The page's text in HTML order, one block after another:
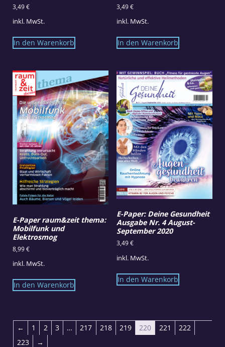
3,49€
inkl. MwSt.
In den Warenkorb
3,49€
inkl. MwSt.
In den Warenkorb
E-Paper raum&zeit thema:
Mobilfunk und
Elektrosmog
8,99€
inkl. MwSt.
In den Warenkorb
E-Paper: Deine Gesundheit
Ausgabe Nr. 4 August-
September 2020
3,49€
inkl. MwSt.
In den Warenkorb
← 1 2 3 … 217 218 219 220 221
222
223
→